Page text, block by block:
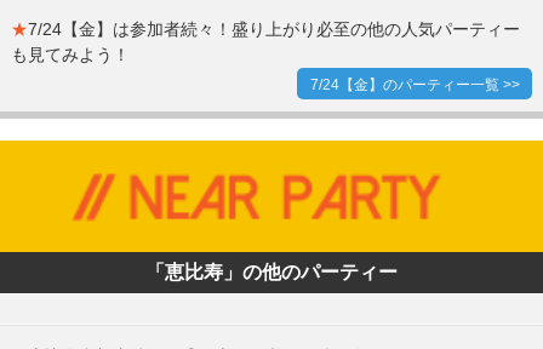
★7/24【金】は参加者続々！盛り上がり必至の他の人気パーティー
も見てみよう！
7/24【金】のパーティー一覧 >>
「恵比寿」の他のパーティー